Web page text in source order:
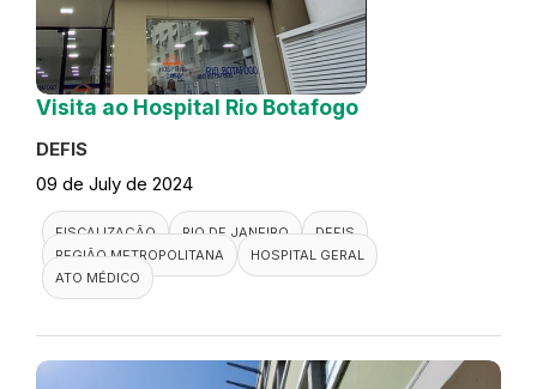
Visita ao Hospital Rio Botafogo
DEFIS
09 de July de 2024
FISCALIZAÇÃO RIO DE JANEIRO
DEFIS
REGIÃO METROPOLITANA
HOSPITAL GERAL
ATO MÉDICO